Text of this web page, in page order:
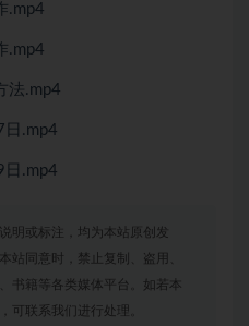
.mp4
.mp4
法.mp4
日.mp4
日.mp4
明或标注，均为本站原创发
站同意时，禁止复制、盗用、
书籍等各类媒体平台。如若本
可联系我们进行处理。